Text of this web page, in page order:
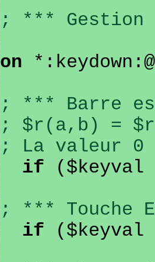
; ***
on
; *** Barre
; $r(a,b) =
; La valeur 0
if ($keyval
; *** Touche
if ($keyval